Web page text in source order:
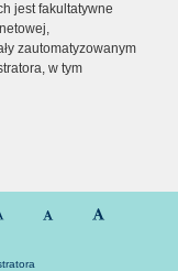
jest fakultatywne
zautomatyzowanym
w tym